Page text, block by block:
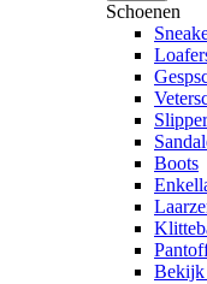
Schoenen
Boots
Bekijk